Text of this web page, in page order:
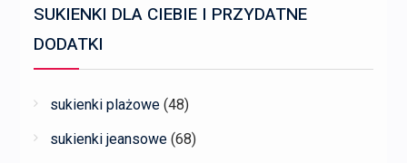
SUKIENKI DLA CIEBIE I PRZYDATNE
DODATKI
sukienki plażowe (48)
sukienki jeansowe (68)